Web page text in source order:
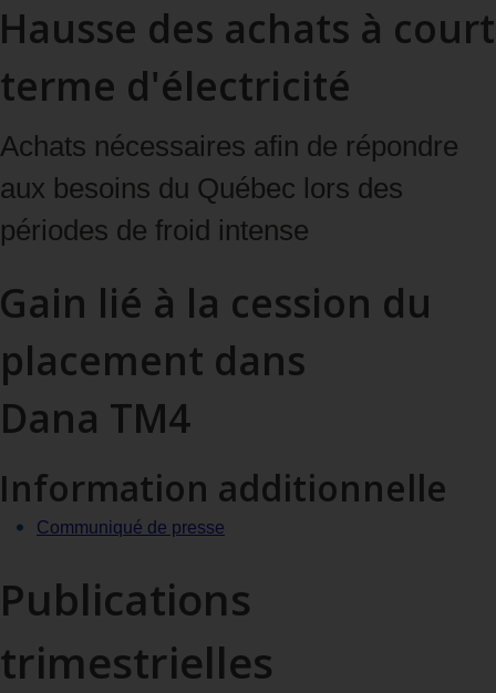
Hausse des achats à court
terme d'électricité
Achats nécessaires afin de répondre
aux besoins du Québec lors des
périodes de froid intense
Gain lié à la cession du
placement dans
Dana TM4
Information additionnelle
Communiqué de presse
Publications
trimestrielles